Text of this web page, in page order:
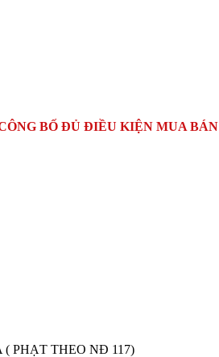
BỐ ĐỦ ĐIỀU KIỆN MUA
PHẠT THEO NĐ 117)